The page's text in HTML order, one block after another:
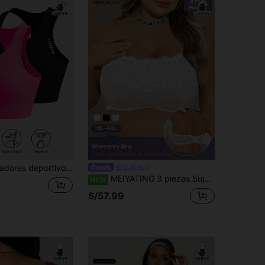
Set de 2 sujetadores deportivos sin costuras, cómodos y fáciles de poner y quitar, con copas desmontables, para mujer talla grande, para primavera
NEW MEIYATING 3 piezas Sujetador de mujer talla grande con aros, encaje y malla, sexy y transparente, push-up, cómodo para el verano, con tirantes transparentes para uso diario
S/57.99